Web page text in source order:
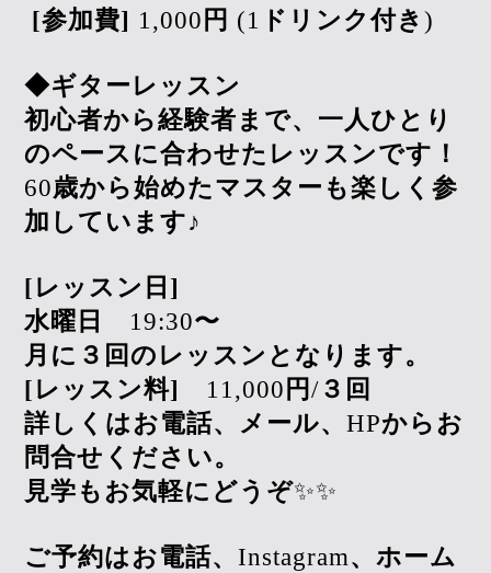
[参加費] 1,000 円 (1 ドリンク付き )
◆ギターレッスン
初心者から経験者まで、一人ひとり
のペースに合わせたレッスンです！
60歳から始めたマスターも楽しく参
加しています♪
[レッスン日]
水曜日 19:30〜
月に３回のレッスンとなります。
[レッスン料] 11,000 円 / ３回
詳しくはお電話、メール、 HPからお
問合せください。
見学もお気軽にどうぞ✨✨
ご予約はお電話、 Instagram、ホーム